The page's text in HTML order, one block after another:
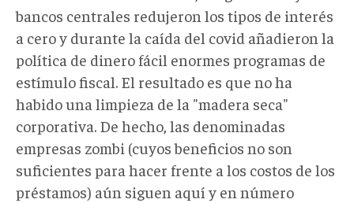
bancos centrales redujeron los tipos de interés
a cero y durante la caída del covid añadieron la
política de dinero fácil enormes programas de
estímulo fiscal. El resultado es que no ha
habido una limpieza de la "madera seca"
corporativa. De hecho, las denominadas
empresas zombi (cuyos beneficios no son
suficientes para hacer frente a los costos de los
préstamos) aún siguen aquí y en número